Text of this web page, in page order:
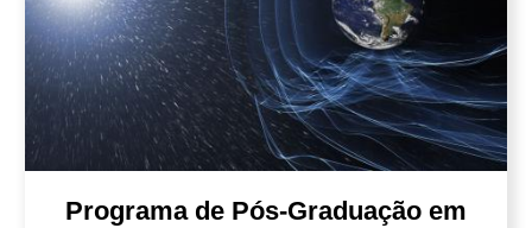
Programa de Pós-Graduação em